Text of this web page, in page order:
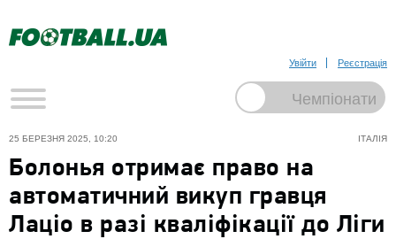
Увійти Реєстрація
ІТАЛІЯ
25 БЕРЕЗНЯ 2025, 10:20
Болонья отримає право на
автоматичний викуп гравця
Лаціо в разі кваліфікації до Ліги